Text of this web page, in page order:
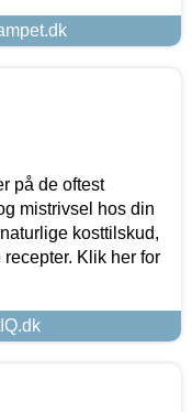
på de oftest
mistrivsel hos din
kosttilskud,
Klik her for